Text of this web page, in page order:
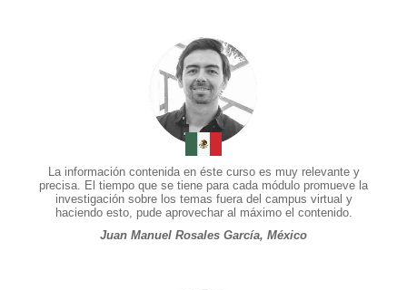
La información contenida en éste curso es muy relevante y
precisa. El tiempo que se tiene para cada módulo promueve la
investigación sobre los temas fuera del campus virtual y
haciendo esto, pude aprovechar al máximo el contenido.
Juan Manuel Rosales García, México